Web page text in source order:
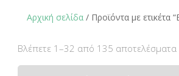
Αρχική σελίδα / Προϊόντα με ετικέτα
Βλέπετε 1–32 από 135 αποτελέσματα